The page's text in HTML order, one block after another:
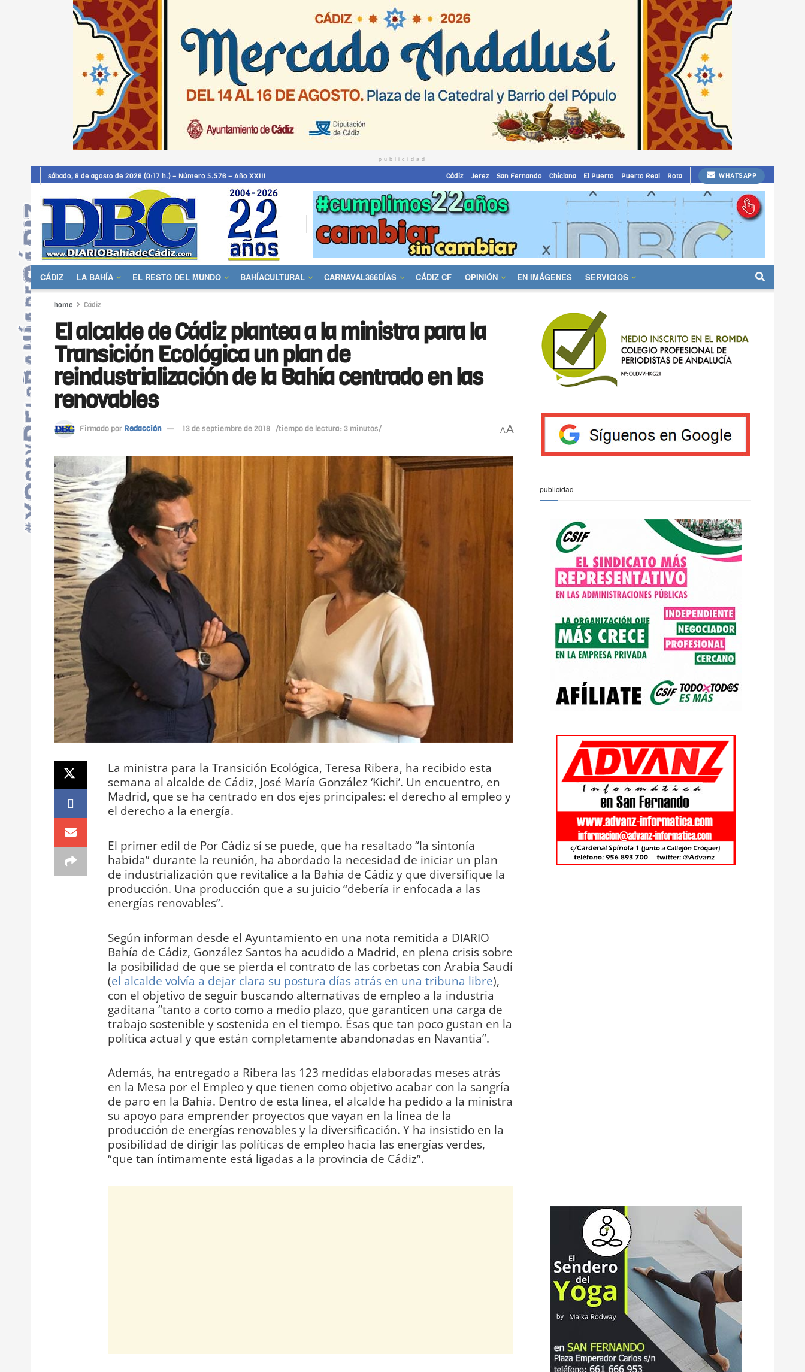
publicidad
sábado, 8 de agosto de 2026 (0:17 h.) – Número 5.576 – Año XXIII Cádiz Jerez San Fernando Chiclana El Puerto Puerto Real Rota WHATSAPP
CÁDIZ LA BAHÍA EL RESTO DEL MUNDO BAHÍACULTURAL CARNAVAL366DÍAS CÁDIZ CF OPINIÓN EN IMÁGENES SERVICIOS
home Cádiz
El alcalde de Cádiz plantea a la ministra para la
Transición Ecológica un plan de
reindustrialización de la Bahía centrado en las
renovables
Firmado por Redacción 13 de septiembre de 2018 /tiempo de lectura: 3 minutos/ AA
La ministra para la Transición Ecológica, Teresa Ribera, ha recibido esta
semana al alcalde de Cádiz, José María González ‘Kichi’. Un encuentro, en
Madrid, que se ha centrado en dos ejes principales: el derecho al empleo y
el derecho a la energía.
El primer edil de Por Cádiz sí se puede, que ha resaltado “la sintonía
habida” durante la reunión, ha abordado la necesidad de iniciar un plan
de industrialización que revitalice a la Bahía de Cádiz y que diversifique la
producción. Una producción que a su juicio “debería ir enfocada a las
energías renovables”.
Según informan desde el Ayuntamiento en una nota remitida a DIARIO
Bahía de Cádiz, González Santos ha acudido a Madrid, en plena crisis sobre
la posibilidad de que se pierda el contrato de las corbetas con Arabia Saudí
(el alcalde volvía a dejar clara su postura días atrás en una tribuna libre),
con el objetivo de seguir buscando alternativas de empleo a la industria
gaditana “tanto a corto como a medio plazo, que garanticen una carga de
trabajo sostenible y sostenida en el tiempo. Ésas que tan poco gustan en la
política actual y que están completamente abandonadas en Navantia”.
Además, ha entregado a Ribera las 123 medidas elaboradas meses atrás
en la Mesa por el Empleo y que tienen como objetivo acabar con la sangría
de paro en la Bahía. Dentro de esta línea, el alcalde ha pedido a la ministra
su apoyo para emprender proyectos que vayan en la línea de la
producción de energías renovables y la diversificación. Y ha insistido en la
posibilidad de dirigir las políticas de empleo hacia las energías verdes,
“que tan íntimamente está ligadas a la provincia de Cádiz”.
publicidad